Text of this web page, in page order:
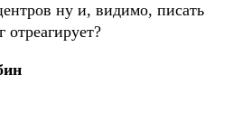
ну и, видимо, писать